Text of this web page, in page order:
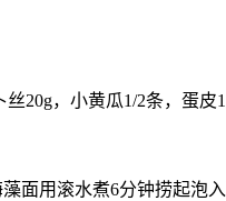
20g，小黄瓜1/2条，蛋皮
用滚水煮6分钟捞起泡入